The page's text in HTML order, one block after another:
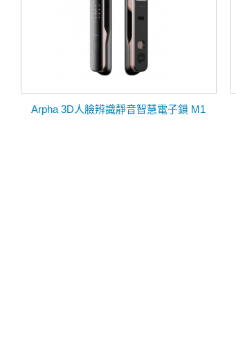
Arpha 3D人臉辨識靜音智慧電子鎖 M1